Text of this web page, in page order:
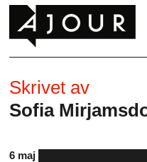
Skrivet av
Sofia
6 maj